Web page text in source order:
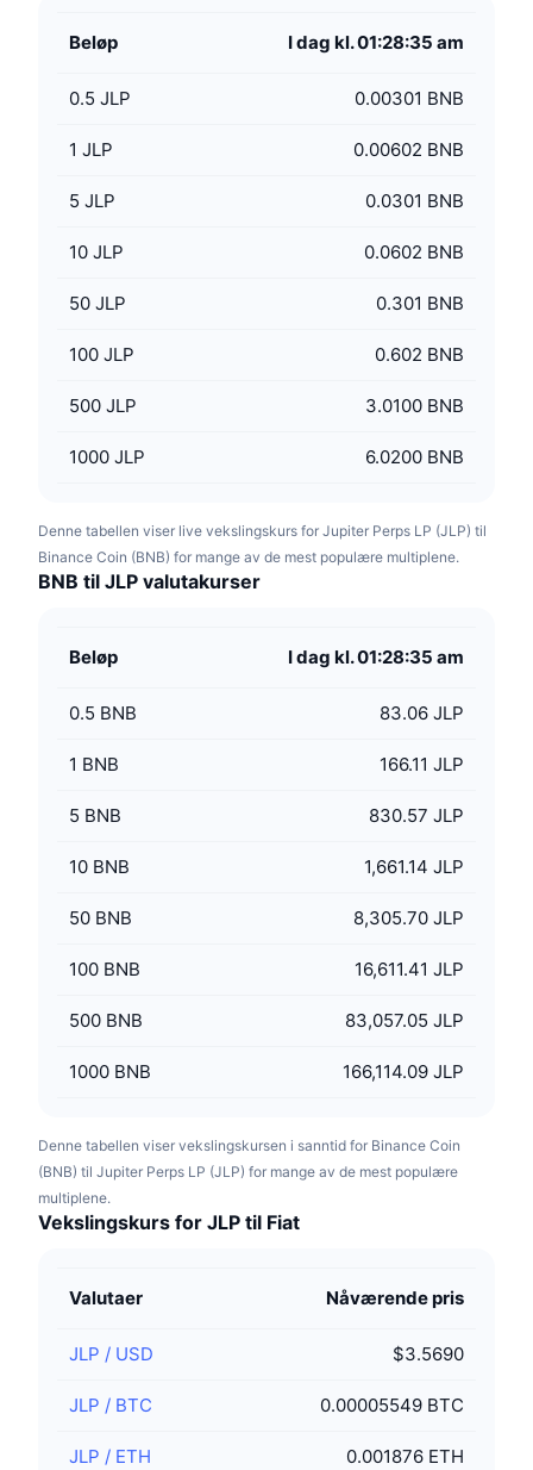
Beløp I dag kl. 01:28:35 am
0.5 JLP 0.00301 BNB
1 JLP 0.00602 BNB
5 JLP 0.0301 BNB
10 JLP 0.0602 BNB
50 JLP 0.301 BNB
100 JLP 0.602 BNB
500 JLP 3.0100 BNB
1000 JLP 6.0200 BNB
Denne tabellen viser live vekslingskurs for Jupiter Perps LP (JLP) til
Binance Coin (BNB) for mange av de mest populære multiplene.
BNB til JLP valutakurser
Beløp I dag kl. 01:28:35 am
0.5 BNB 83.06 JLP
1 BNB 166.11 JLP
5 BNB 830.57 JLP
10 BNB 1,661.14 JLP
50 BNB 8,305.70 JLP
100 BNB 16,611.41 JLP
500 BNB 83,057.05 JLP
1000 BNB 166,114.09 JLP
Denne tabellen viser vekslingskursen i sanntid for Binance Coin
(BNB) til Jupiter Perps LP (JLP) for mange av de mest populære
multiplene.
Vekslingskurs for JLP til Fiat
Valutaer Nåværende pris
JLP / USD $3.5690
JLP / BTC 0.00005549 BTC
JLP / ETH 0.001876 ETH